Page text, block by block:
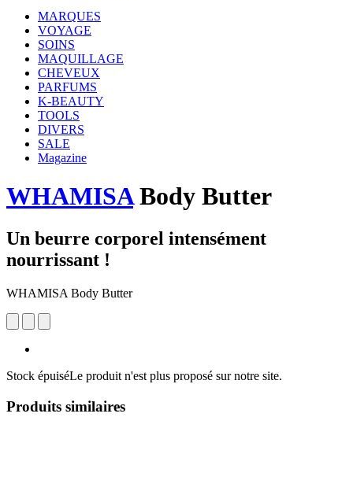
MARQUES
VOYAGE
SOINS
MAQUILLAGE
CHEVEUX
PARFUMS
K-BEAUTY
TOOLS
DIVERS
SALE
Magazine
WHAMISABody Butter
Un beurre corporel intensément
nourrissant !
WHAMISA Body Butter
Stock épuiséLe produit n'est plus proposé sur notre site.
Produits similaires